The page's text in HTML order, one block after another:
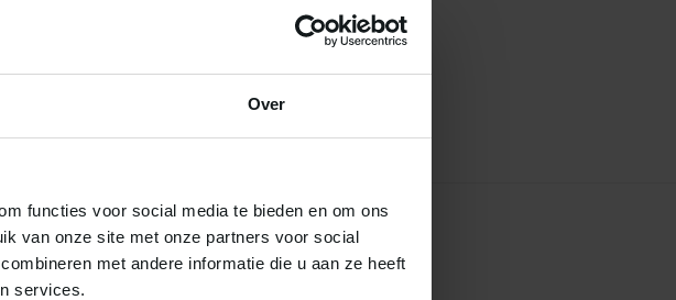
Over
functies voor social media te bieden en om ons
van onze site met onze partners voor social
met andere informatie die u aan ze heeft
services.